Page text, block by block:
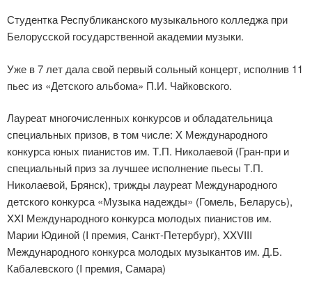
Студентка Республиканского музыкального колледжа при
Белорусской государственной академии музыки.
Уже в 7 лет дала свой первый сольный концерт, исполнив 11
пьес из «Детского альбома» П.И. Чайковского.
Лауреат многочисленных конкурсов и обладательница
специальных призов, в том числе: X Международного
конкурса юных пианистов им. Т.П. Николаевой (Гран-при и
специальный приз за лучшее исполнение пьесы Т.П.
Николаевой, Брянск), трижды лауреат Международного
детского конкурса «Музыка надежды» (Гомель, Беларусь),
XXI Международного конкурса молодых пианистов им.
Марии Юдиной (I премия, Санкт-Петербург), XXVIII
Международного конкурса молодых музыкантов им. Д.Б.
Кабалевского (I премия, Самара)